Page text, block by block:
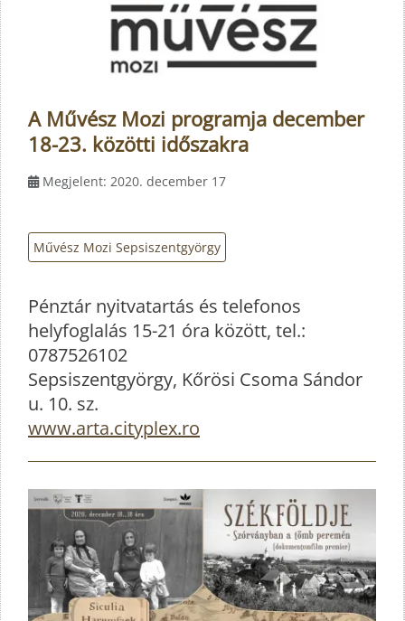
A Művész Mozi programja december
18-23. közötti időszakra
Megjelent: 2020. december 17
Művész Mozi Sepsiszentgyörgy
Pénztár nyitvatartás és telefonos
helyfoglalás 15-21 óra között, tel.:
0787526102
Sepsiszentgyörgy, Kőrösi Csoma Sándor
u. 10. sz.
www.arta.cityplex.ro